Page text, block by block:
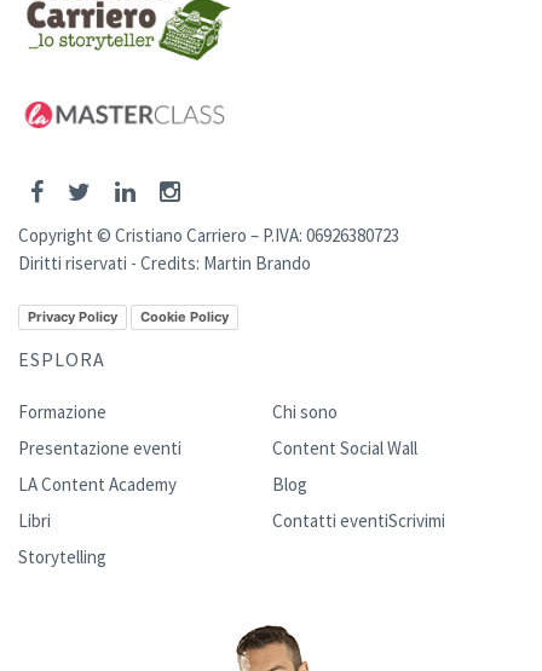
Copyright © Cristiano Carriero – P.IVA: 06926380723
Diritti riservati - Credits: Martin Brando
Privacy Policy Cookie Policy
ESPLORA
Formazione
Presentazione eventi
LA Content Academy
Libri
Storytelling
Chi sono
Content Social Wall
Blog
Contatti eventiScrivimi